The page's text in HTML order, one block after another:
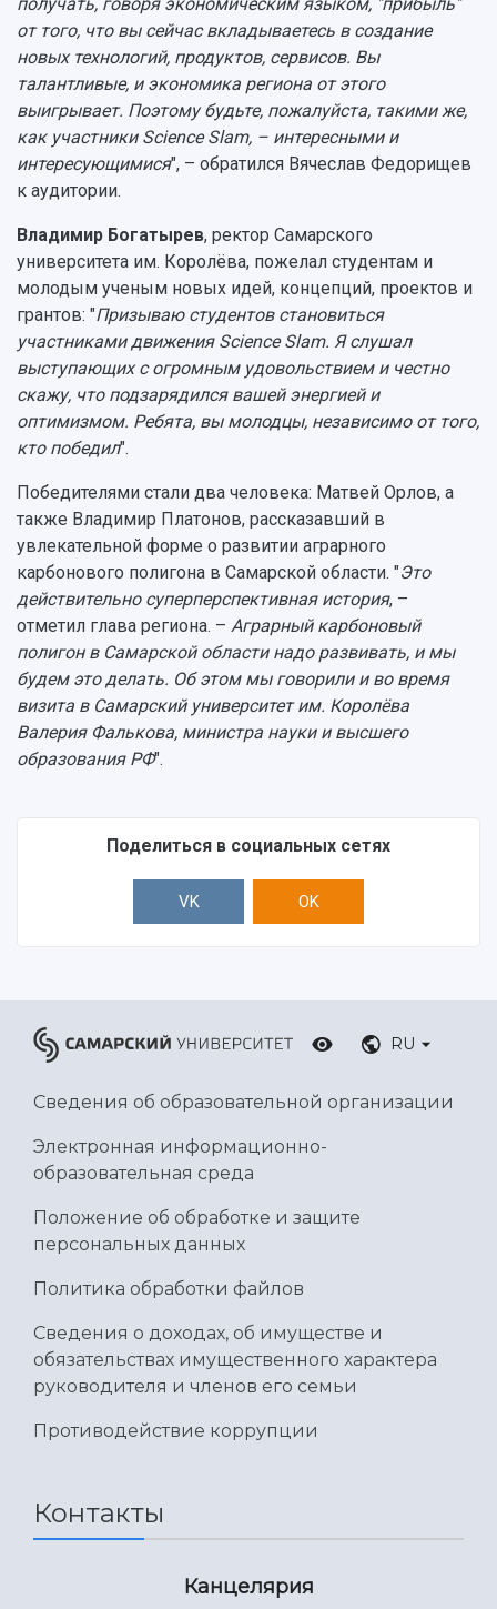
от того, что вы сейчас вкладываетесь в создание
новых технологий, продуктов, сервисов. Вы
талантливые, и экономика региона от этого
выигрывает. Поэтому будьте, пожалуйста, такими же,
как участники Science Slam, – интересными и
интересующимися", – обратился Вячеслав Федорищев
к аудитории.
Владимир Богатырев, ректор Самарского
университета им. Королëва, пожелал студентам и
молодым ученым новых идей, концепций, проектов и
грантов: "Призываю студентов становиться
участниками движения Science Slam. Я слушал
выступающих с огромным удовольствием и честно
скажу, что подзарядился вашей энергией и
оптимизмом. Ребята, вы молодцы, независимо от того,
кто победил".
Победителями стали два человека: Матвей Орлов, а
также Владимир Платонов, рассказавший в
увлекательной форме о развитии аграрного
карбонового полигона в Самарской области. "Это
действительно суперперспективная история, –
отметил глава региона. – Аграрный карбоновый
полигон в Самарской области надо развивать, и мы
будем это делать. Об этом мы говорили и во время
визита в Самарский университет им. Королёва
Валерия Фалькова, министра науки и высшего
образования РФ".
Поделиться в социальных сетях
VK OK
RU
Сведения об образовательной организации
Электронная информационно-
образовательная среда
Положение об обработке и защите
персональных данных
Политика обработки файлов
Сведения о доходах, об имуществе и
обязательствах имущественного характера
руководителя и членов его семьи
Противодействие коррупции
Контакты
Канцелярия